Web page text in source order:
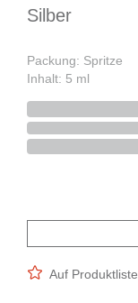
Silber
Packung: Spritze
Inhalt: 5 ml
Auf Produktliste